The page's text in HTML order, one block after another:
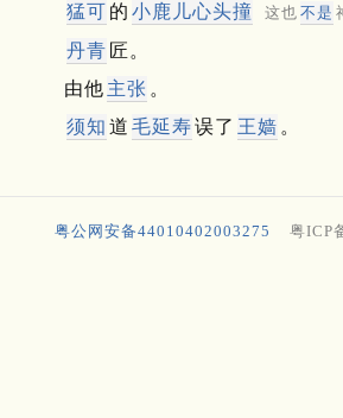
猛可 的 小鹿儿心头撞 这也 不是
丹青 匠。
由他 主张 。
须知 道 毛延寿误了 王嫱 。
粤公网安备44010402003275 粤ICP